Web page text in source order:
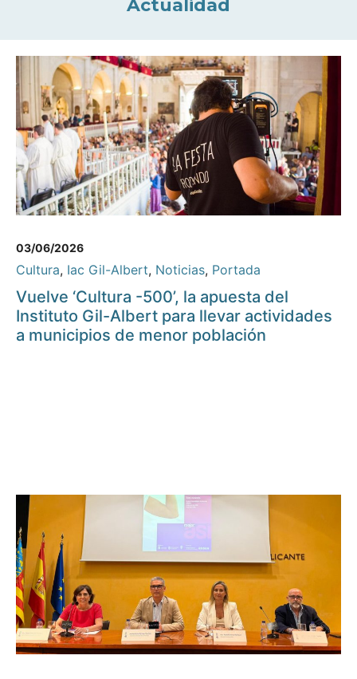
Actualidad
03/06/2026
Cultura, Iac Gil-Albert, Noticias, Portada
Vuelve ‘Cultura -500’, la apuesta del
Instituto Gil-Albert para llevar actividades
a municipios de menor población